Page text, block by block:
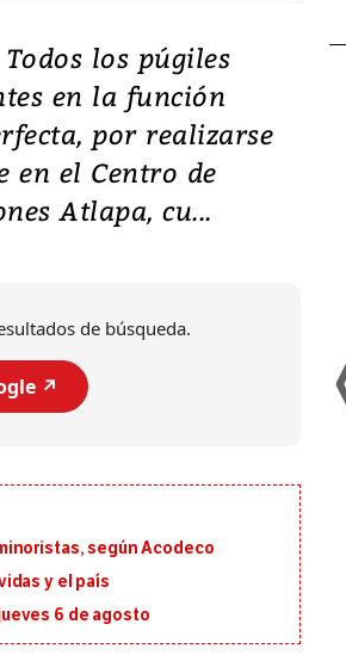
los púgiles
en la función
por realizarse
en el Centro de
Atlapa, cu...
de búsqueda.
↗️
según Acodeco
y el país
6 de agosto
Japón: Terremoto
deja heridos y graves
en Kumamoto
sur de Japón, provocando una